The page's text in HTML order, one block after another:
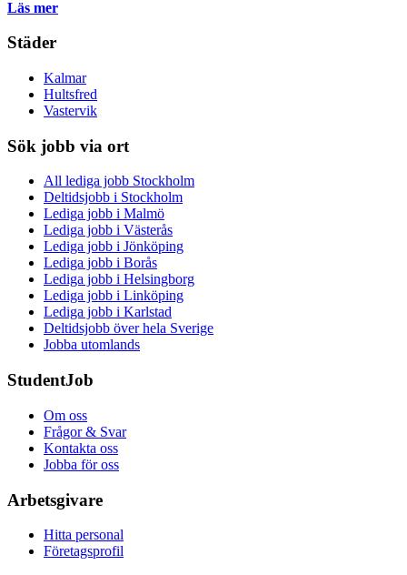
Läs mer
Städer
Kalmar
Hultsfred
Vastervik
Sök jobb via ort
All lediga jobb Stockholm
Deltidsjobb i Stockholm
Lediga jobb i Malmö
Lediga jobb i Västerås
Lediga jobb i Jönköping
Lediga jobb i Borås
Lediga jobb i Helsingborg
Lediga jobb i Linköping
Lediga jobb i Karlstad
Deltidsjobb över hela Sverige
Jobba utomlands
StudentJob
Om oss
Frågor & Svar
Kontakta oss
Jobba för oss
Arbetsgivare
Hitta personal
Företagsprofil